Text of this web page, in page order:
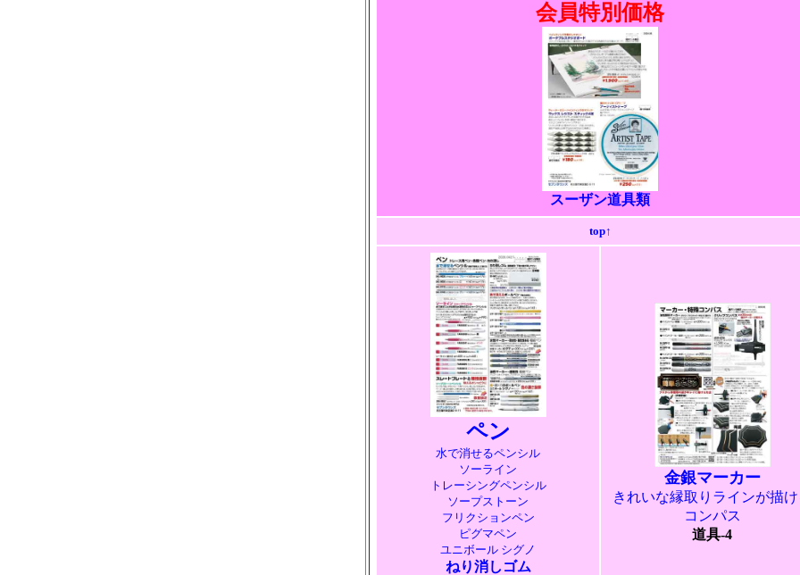
会員特別価格
スーザン道具類
top↑
ペン
水で消せるペンシル
ソーライン
トレーシングペンシル
ソープストーン
フリクションペン
ピグマペン
ユニボール シグノ
ねり消しゴム
金銀マーカー
きれいな縁取りラインが描
コンパス
道具-4